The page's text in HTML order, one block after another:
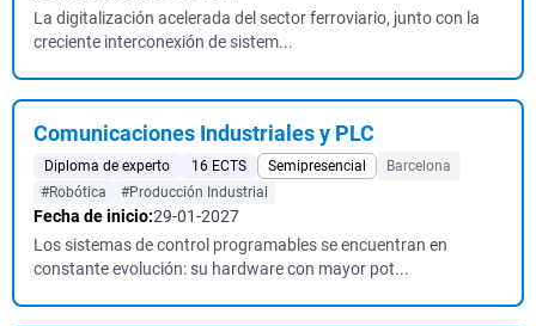
La digitalización acelerada del sector ferroviario, junto con la
creciente interconexión de sistem...
Comunicaciones Industriales y PLC
Diploma de experto 16 ECTS Semipresencial
Barcelona
#Robótica
#Producción Industrial
Fecha de inicio:29-01-2027
Los sistemas de control programables se encuentran en
constante evolución: su hardware con mayor pot...